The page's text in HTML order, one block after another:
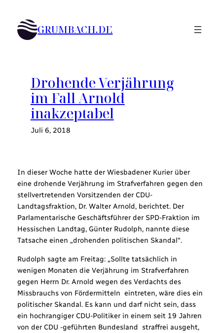
Inhalt
springen GRUMBACH.DE
Drohende Verjährung
im Fall Arnold
inakzeptabel
Juli 6, 2018
In dieser Woche hatte der Wiesbadener Kurier über
eine drohende Verjährung im Strafverfahren gegen den
stellvertretenden Vorsitzenden der CDU-
Landtagsfraktion, Dr. Walter Arnold, berichtet. Der
Parlamentarische Geschäftsführer der SPD-Fraktion im
Hessischen Landtag, Günter Rudolph, nannte diese
Tatsache einen „drohenden politischen Skandal“.
Rudolph sagte am Freitag: „Sollte tatsächlich in
wenigen Monaten die Verjährung im Strafverfahren
gegen Herrn Dr. Arnold wegen des Verdachts des
Missbrauchs von Fördermitteln eintreten, wäre dies ein
politischer Skandal. Es kann und darf nicht sein, dass
ein hochrangiger CDU-Politiker in einem seit 19 Jahren
von der CDU -geführten Bundesland straffrei ausgeht,